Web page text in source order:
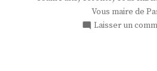
Vous maire de
Laisser un